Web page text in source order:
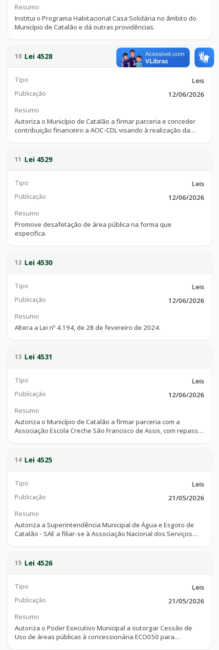
Resumo
Institui o Programa Habitacional Casa Solidária no âmbito do
Município de Catalão e dá outras providências.
10 Lei 4528
Tipo Leis
Publicação 12/06/2026
Resumo
Autoriza o Município de Catalão a firmar parceria e conceder
contribuição financeiro a ACIC-CDL visando à realização da
11 Lei 4529
Tipo Leis
Publicação 12/06/2026
Resumo
Promove desafetação de área pública na forma que
especifica.
12 Lei 4530
Tipo Leis
Publicação 12/06/2026
Resumo
Altera a Lei nº 4.194, de 28 de fevereiro de 2024.
13 Lei 4531
Tipo Leis
Publicação 12/06/2026
Resumo
Autoriza o Município de Catalão a firmar parceria com a
Associação Escola Creche São Francisco de Assis, com repasse
14 Lei 4525
Tipo Leis
Publicação 21/05/2026
Resumo
Autoriza a Superintendência Municipal de Água e Esgoto de
Catalão - SAE a filiar-se à Associação Nacional dos Serviços
15 Lei 4526
Tipo Leis
Publicação 21/05/2026
Resumo
Autoriza o Poder Executivo Municipal a outorgar Cessão de
Uso de áreas públicas à concessionária ECO050 para